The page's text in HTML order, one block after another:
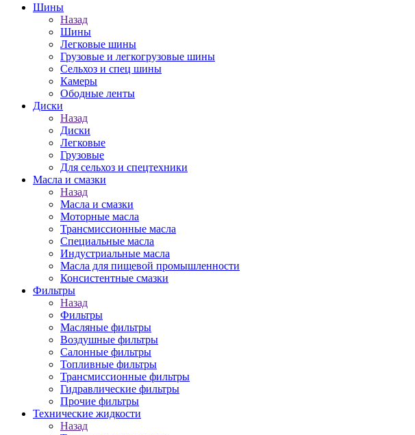
Шины
Назад
Шины
Легковые шины
Грузовые и легкогрузовые шины
Сельхоз и спец шины
Камеры
Ободные ленты
Диски
Назад
Диски
Легковые
Грузовые
Для сельхоз и спецтехники
Масла и смазки
Назад
Масла и смазки
Моторные масла
Трансмиссионные масла
Специальные масла
Индустриальные масла
Масла для пищевой промышленности
Консистентные смазки
Фильтры
Назад
Фильтры
Масляные фильтры
Воздушные фильтры
Салонные фильтры
Топливные фильтры
Трансмиссионные фильтры
Гидравлические фильтры
Прочие фильтры
Технические жидкости
Назад